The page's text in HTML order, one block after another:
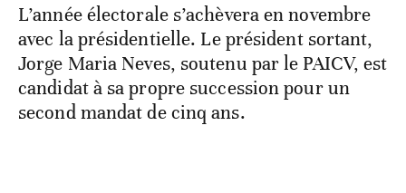
L’année électorale s’achèvera en novembre
avec la présidentielle. Le président sortant,
Jorge Maria Neves, soutenu par le PAICV, est
candidat à sa propre succession pour un
second mandat de cinq ans.